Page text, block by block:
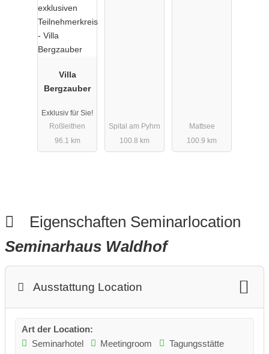
Villa
Bergzauber
Exklusiv für Sie!
Roßleithen
96.1 km
Spital am Pyhrn
100.8 km
Mattsee
100.9 km
Eigenschaften Seminarlocation
Seminarhaus Waldhof
Ausstattung Location
Art der Location:
Seminarhotel
Meetingroom
Tagungsstätte